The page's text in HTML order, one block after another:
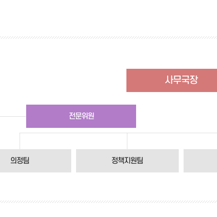
사무국장
전문위원
의정팀 정책지원팀